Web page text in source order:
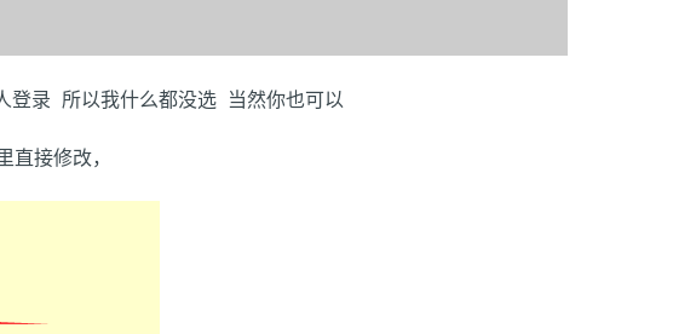
登录 所以我什么都没选 当然你也可以
接修改，